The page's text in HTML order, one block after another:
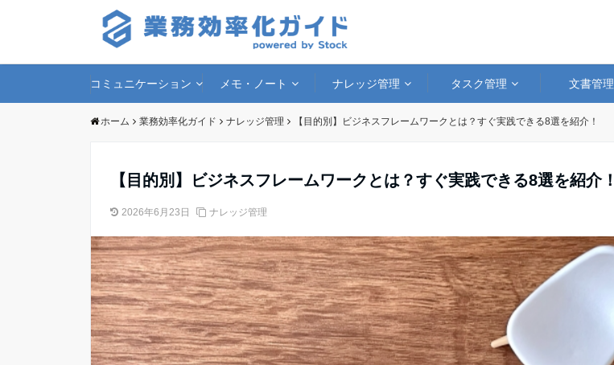
コミュニケーション メモ・ノート ナレッジ管理 タスク管理 文書管理
ホーム 業務効率化ガイド ナレッジ管理 【目的別】ビジネスフレームワークとは？すぐ実践できる8選を紹介！
【目的別】ビジネスフレームワークとは？すぐ実践できる8選を紹介！
2026年6月23日 ナレッジ管理